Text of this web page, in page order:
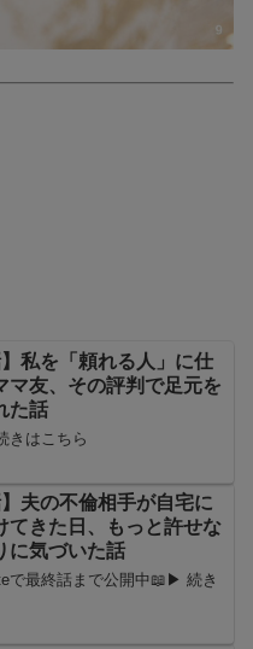
】私を「頼れる人」に仕
マ友、その評判で足元を
た話
きはこちら
】夫の不倫相手が自宅に
てきた日、もっと許せな
に気づいた話
で最終話まで公開中📖▶ 続き